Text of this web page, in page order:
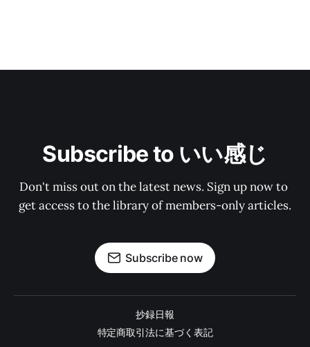
Subscribe to いい感じ
Don't miss out on the latest news. Sign up now to
get access to the library of members-only articles.
Subscribe now
抄録日報
特定商取引法に基づく表記